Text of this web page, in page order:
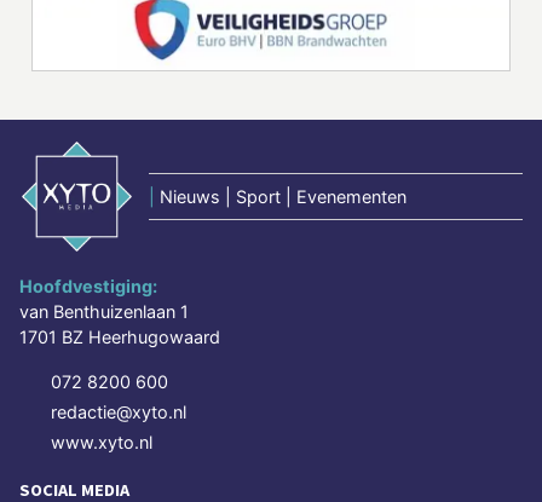
Nieuws | Sport | Evenementen
Hoofdvestiging:
van Benthuizenlaan 1
1701 BZ Heerhugowaard
072 8200 600
redactie@xyto.nl
www.xyto.nl
SOCIAL MEDIA